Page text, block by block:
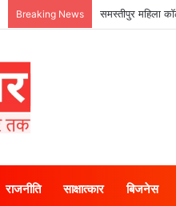
Breaking News समस्तीपुर महिला
राजनीति साक्षात्कार बिजनेस